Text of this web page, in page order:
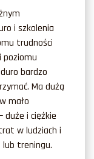
i szkolenia
trudności
poziomu
bardzo
Ma dużą
mało
duże i ciężkie
w ludziach i
lub treningu.